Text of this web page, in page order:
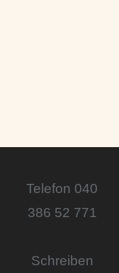
Telefon 040
386 52 771
Schreiben